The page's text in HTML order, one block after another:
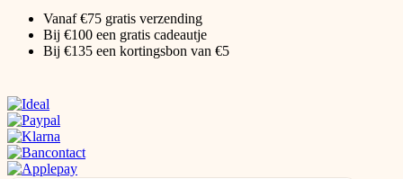
Vanaf €75 gratis verzending
Bij €100 een gratis cadeautje
Bij €135 een kortingsbon van €5